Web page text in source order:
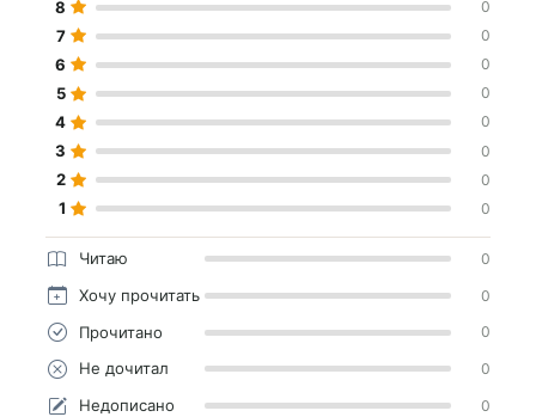
8 0
7 0
6 0
5 0
4 0
3 0
2 0
1 0
Читаю 0
Хочу прочитать 0
Прочитано 0
Не дочитал 0
Недописано 0